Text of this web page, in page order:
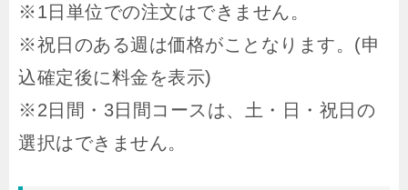
※1日単位での注文はできません。
※祝日のある週は価格がことなります。(申
込確定後に料金を表示)
※2日間・3日間コースは、土・日・祝日の
選択はできません。